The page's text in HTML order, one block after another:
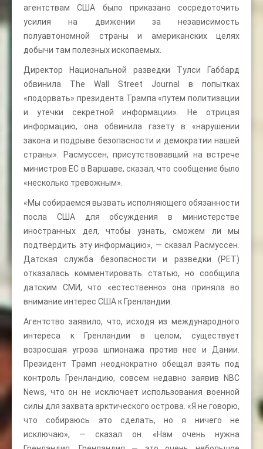
агентствам США было приказано сосредоточить
усилия на движении за независимость
полуавтономной страны и американских целях
добычи там полезных ископаемых.
Директор Национальной разведки Тулси Габбард
обвинила The Wall Street Journal в попытках
«подорвать» президента Трампа «путем политизации
и утечки секретной информации». Не отрицая
информацию, она обвинила газету в «нарушении
закона и подрыве безопасности и демократии нашей
страны». Расмуссен, присутствовавший на встрече
министров ЕС в Варшаве, сказал, что сообщение было
«несколько тревожным».
«Мы собираемся вызвать исполняющего обязанности
посла США для обсуждения в министерстве
иностранных дел, чтобы узнать, сможем ли мы
подтвердить эту информацию», — сказал Расмуссен.
Датская служба безопасности и разведки (PET)
отказалась комментировать статью, но сообщила
датским СМИ, что «естественно» она приняла во
внимание интерес США к Гренландии.
Агентство заявило, что, исходя из международного
интереса к Гренландии в целом, существует
возросшая угроза шпионажа против нее и Дании.
Президент Трамп неоднократно обещал взять под
контроль Гренландию, совсем недавно заявив NBC
News, что он не исключает использования военной
силы для захвата арктического острова. «Я не говорю,
что собираюсь это сделать, но я ничего не
исключаю», — сказал он. «Нам очень нужна